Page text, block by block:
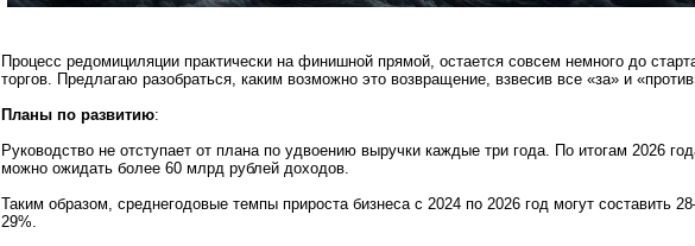
Процесс редомициляции практически на финишной прямой, остается совсем немного до
торгов. Предлагаю разобраться, каким возможно это возвращение, взвесив все «за» и
Планы по развитию:
Руководство не отступает от плана по удвоению выручки каждые три года. По итогам 2026
можно ожидать более 60 млрд рублей доходов.
Таким образом, среднегодовые темпы прироста бизнеса с 2024 по 2026 год могут составить
29%.